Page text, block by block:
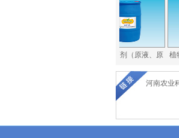
植物防晒剂（原液、原 植物抗
河南农业